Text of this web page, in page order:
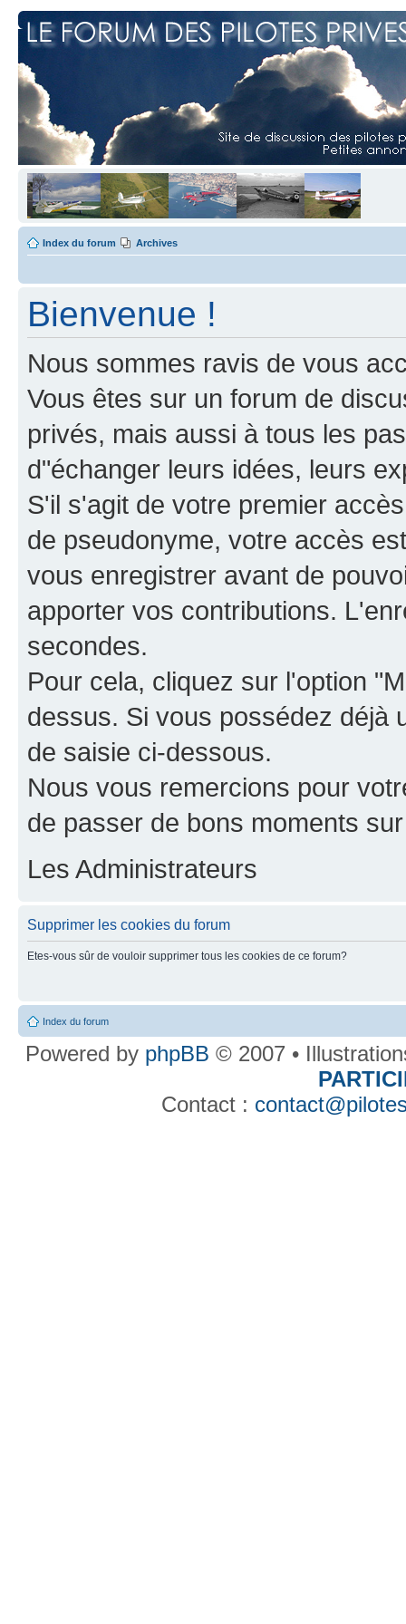
Index du forum Archives
Bienvenue !
Nous sommes ravis de vous
Vous êtes sur un forum de
privés, mais aussi à tous les
d"échanger leurs idées, leurs
S'il s'agit de votre premier
de pseudonyme, votre accès
vous enregistrer avant de
apporter vos contributions.
secondes.
Pour cela, cliquez sur l'option
dessus. Si vous possédez déjà
de saisie ci-dessous.
Nous vous remercions pour
de passer de bons moments
Les Administrateurs
Supprimer les cookies du forum
Etes-vous sûr de vouloir supprimer tous les cookies de ce forum?
Index du forum
Powered by phpBB © 2007 •
Contact :